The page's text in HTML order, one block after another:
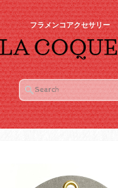
フラメンコアクセサリー